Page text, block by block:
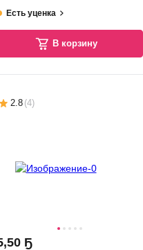
Есть уценка
В корзину
2.8 (4)
,50 Ҕ